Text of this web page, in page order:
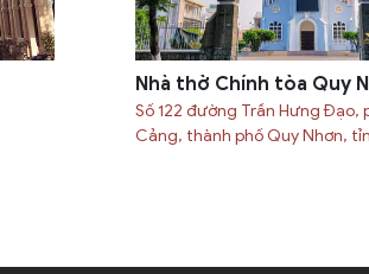
Nhà thờ Chính tòa Quy
Số 122 đường Trần Hưng Đạo,
Cảng, thành phố Quy Nhơn,